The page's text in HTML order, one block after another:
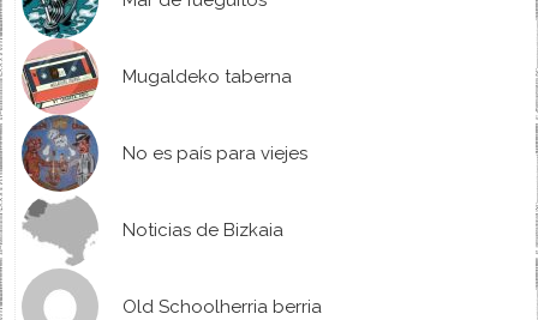
Mugaldeko taberna
No es país para viejes
Noticias de Bizkaia
Old Schoolherria berria